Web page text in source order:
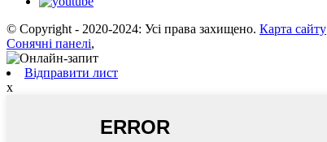
© Copyright - 2020-2024: Усі права захищено. Карта сайту
Сонячні панелі,
Відправити лист
x